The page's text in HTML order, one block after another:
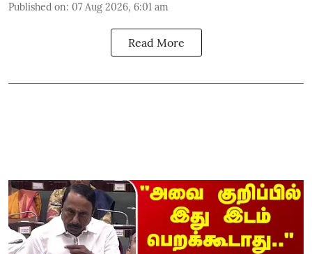
Published on: 07 Aug 2026, 6:01 am
Read More